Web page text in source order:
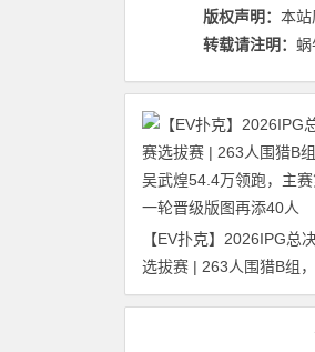
版权声明： 本站
转载请注明：
【EV扑克】2026IPG总
选拔赛 | 263人围猎B组
武煌54.4万领跑，主赛